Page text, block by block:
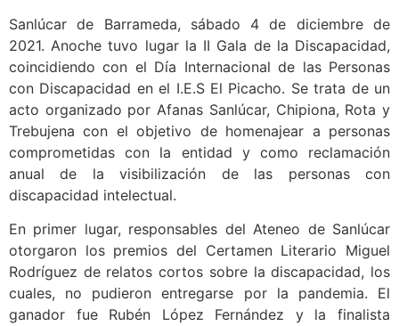
Sanlúcar de Barrameda, sábado 4 de diciembre de
2021. Anoche tuvo lugar la II Gala de la Discapacidad,
coincidiendo con el Día Internacional de las Personas
con Discapacidad en el I.E.S El Picacho. Se trata de un
acto organizado por Afanas Sanlúcar, Chipiona, Rota y
Trebujena con el objetivo de homenajear a personas
comprometidas con la entidad y como reclamación
anual de la visibilización de las personas con
discapacidad intelectual.
En primer lugar, responsables del Ateneo de Sanlúcar
otorgaron los premios del Certamen Literario Miguel
Rodríguez de relatos cortos sobre la discapacidad, los
cuales, no pudieron entregarse por la pandemia. El
ganador fue Rubén López Fernández y la finalista